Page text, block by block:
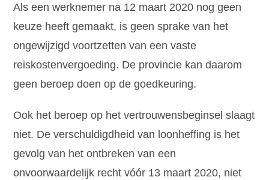
Als een werknemer na 12 maart 2020 nog geen
keuze heeft gemaakt, is geen sprake van het
ongewijzigd voortzetten van een vaste
reiskostenvergoeding. De provincie kan daarom
geen beroep doen op de goedkeuring.
Ook het beroep op het vertrouwensbeginsel slaagt
niet. De verschuldigdheid van loonheffing is het
gevolg van het ontbreken van een
onvoorwaardelijk recht vóór 13 maart 2020, niet